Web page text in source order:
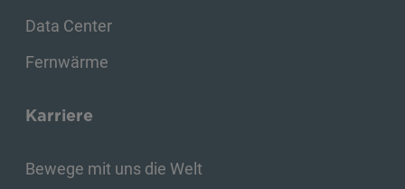
Data Center
Fernwärme
Karriere
Bewege mit uns die Welt